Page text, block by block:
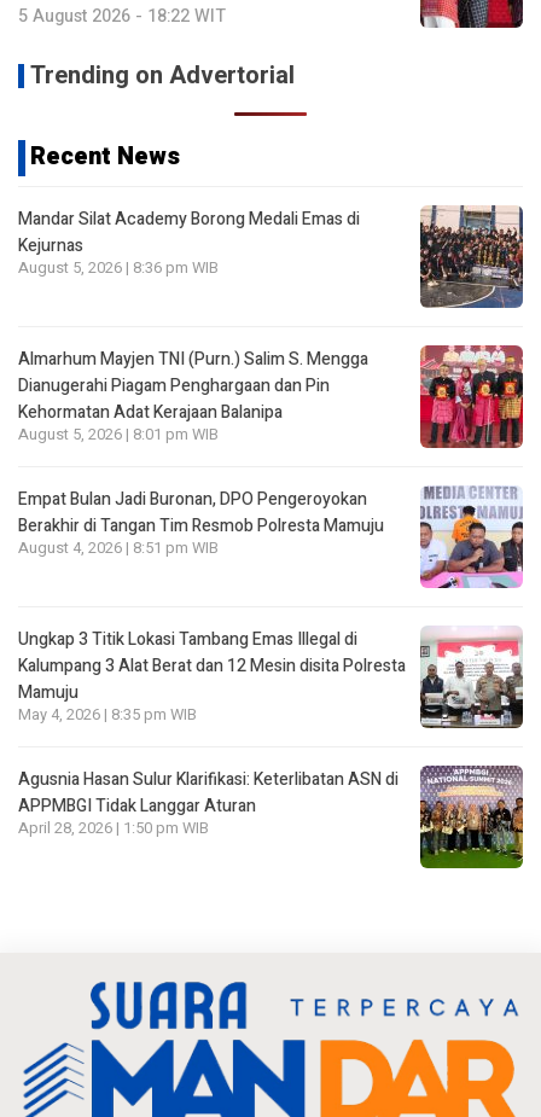
5 August 2026 - 18:22 WIT
Trending on Advertorial
Recent News
Mandar Silat Academy Borong Medali Emas di
Kejurnas
August 5, 2026 | 8:36 pm WIB
Almarhum Mayjen TNI (Purn.) Salim S. Mengga
Dianugerahi Piagam Penghargaan dan Pin
Kehormatan Adat Kerajaan Balanipa
August 5, 2026 | 8:01 pm WIB
Empat Bulan Jadi Buronan, DPO Pengeroyokan
Berakhir di Tangan Tim Resmob Polresta Mamuju
August 4, 2026 | 8:51 pm WIB
Ungkap 3 Titik Lokasi Tambang Emas Illegal di
Kalumpang 3 Alat Berat dan 12 Mesin disita Polresta
Mamuju
May 4, 2026 | 8:35 pm WIB
Agusnia Hasan Sulur Klarifikasi: Keterlibatan ASN di
APPMBGI Tidak Langgar Aturan
April 28, 2026 | 1:50 pm WIB